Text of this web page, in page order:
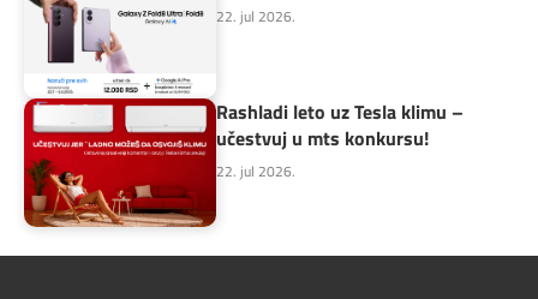
22. jul 2026.
Rashladi leto uz Tesla klimu –
učestvuj u mts konkursu!
22. jul 2026.